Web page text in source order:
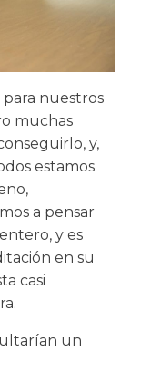
nuestros
muchas
y,
estamos
a pensar
y es
en su
casi
un